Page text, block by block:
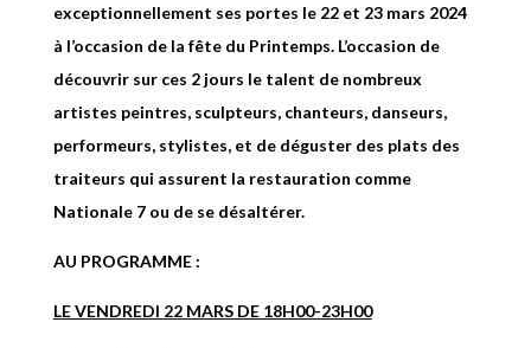
exceptionnellement ses portes le 22 et 23 mars 2024
à l’occasion de la fête du Printemps. L’occasion de
découvrir sur ces 2 jours le talent de nombreux
artistes peintres, sculpteurs, chanteurs, danseurs,
performeurs, stylistes, et de déguster des plats des
traiteurs qui assurent la restauration comme
Nationale 7 ou de se désaltérer.
AU PROGRAMME :
LE VENDREDI 22 MARS DE 18H00-23H00